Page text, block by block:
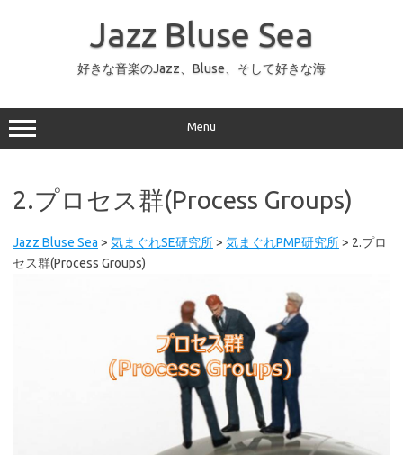
ッ
プ
Jazz Bluse Sea
好きな音楽のJazz、Bluse、そして好きな海
Menu
2.プロセス群(Process Groups)
Jazz Bluse Sea > 気まぐれSE研究所> 気まぐれPMP研究所> 2.プロ
セス群(Process Groups)